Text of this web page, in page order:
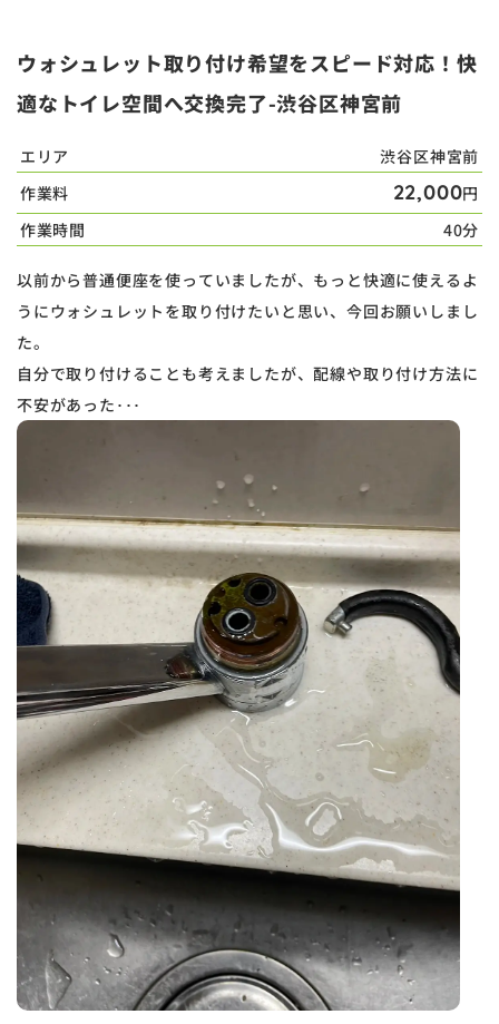
ウォシュレット取り付け希望をスピード対応！快
適なトイレ空間へ交換完了-渋谷区神宮前
エリア
渋谷区神宮前
作業料
22,000円
作業時間
40分
以前から普通便座を使っていましたが、もっと快適に使えるよ
うにウォシュレットを取り付けたいと思い、今回お願いしまし
た。
自分で取り付けることも考えましたが、配線や取り付け方法に
不安があった･･･